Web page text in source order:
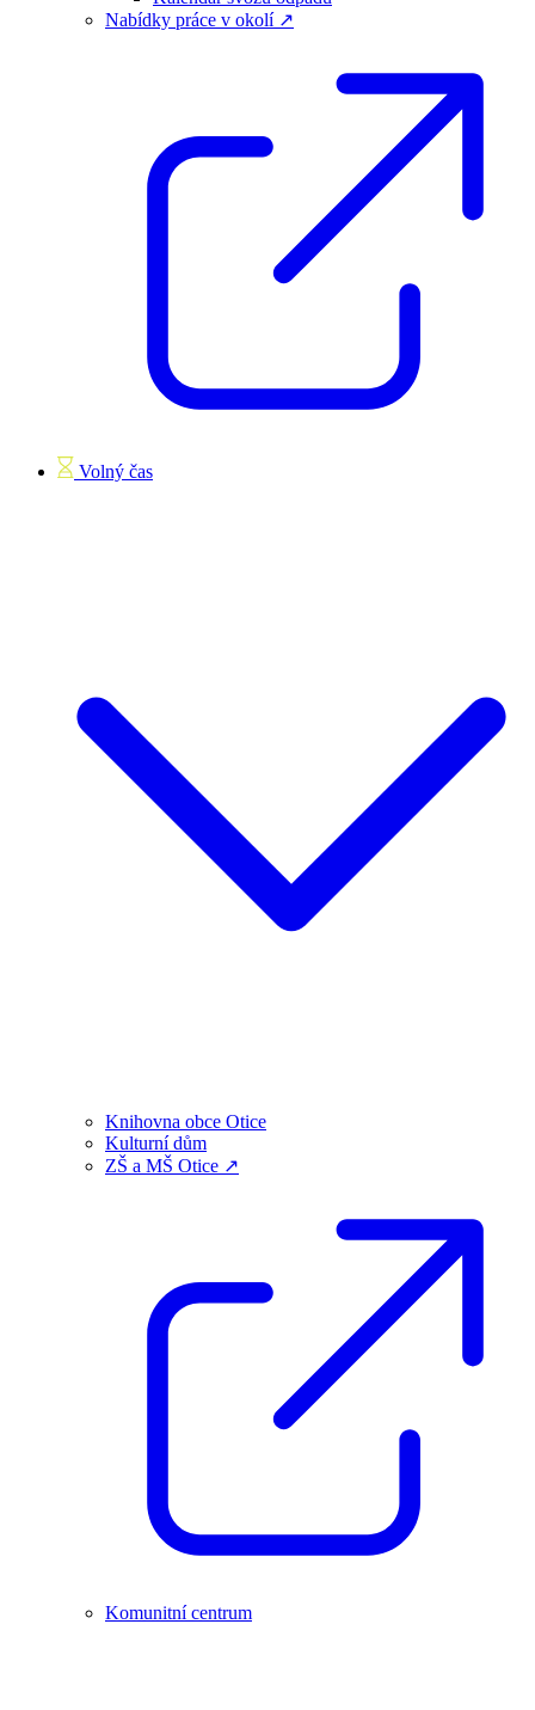
Nabídky práce v okolí ↗
Volný čas
Knihovna obce Otice
Kulturní dům
ZŠ a MŠ Otice ↗
Komunitní centrum